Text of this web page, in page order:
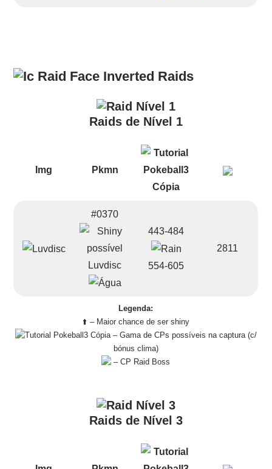
Raids
Raids de Nível 1
Img Pkmn
#0370
Luvdisc
443-484
554-605
2811
Legenda:
⬆️ – Maior chance de ser shiny
– Gama de CPs possíveis na captura (c/
bónus clima)
– CP Raid Boss
Raids de Nível 3